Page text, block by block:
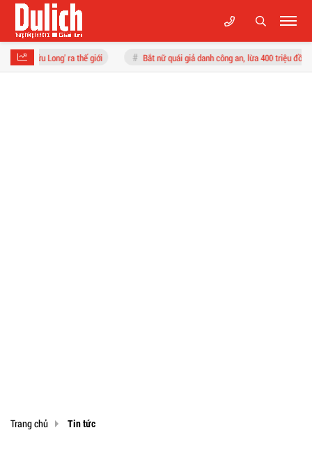
ra thế giới Bắt nữ quái giả danh công an, lừa 400 triệu đồng tiền "chạy
Trang chủ Tin tức